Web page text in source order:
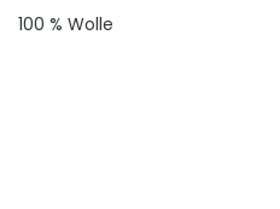
100 % Wolle